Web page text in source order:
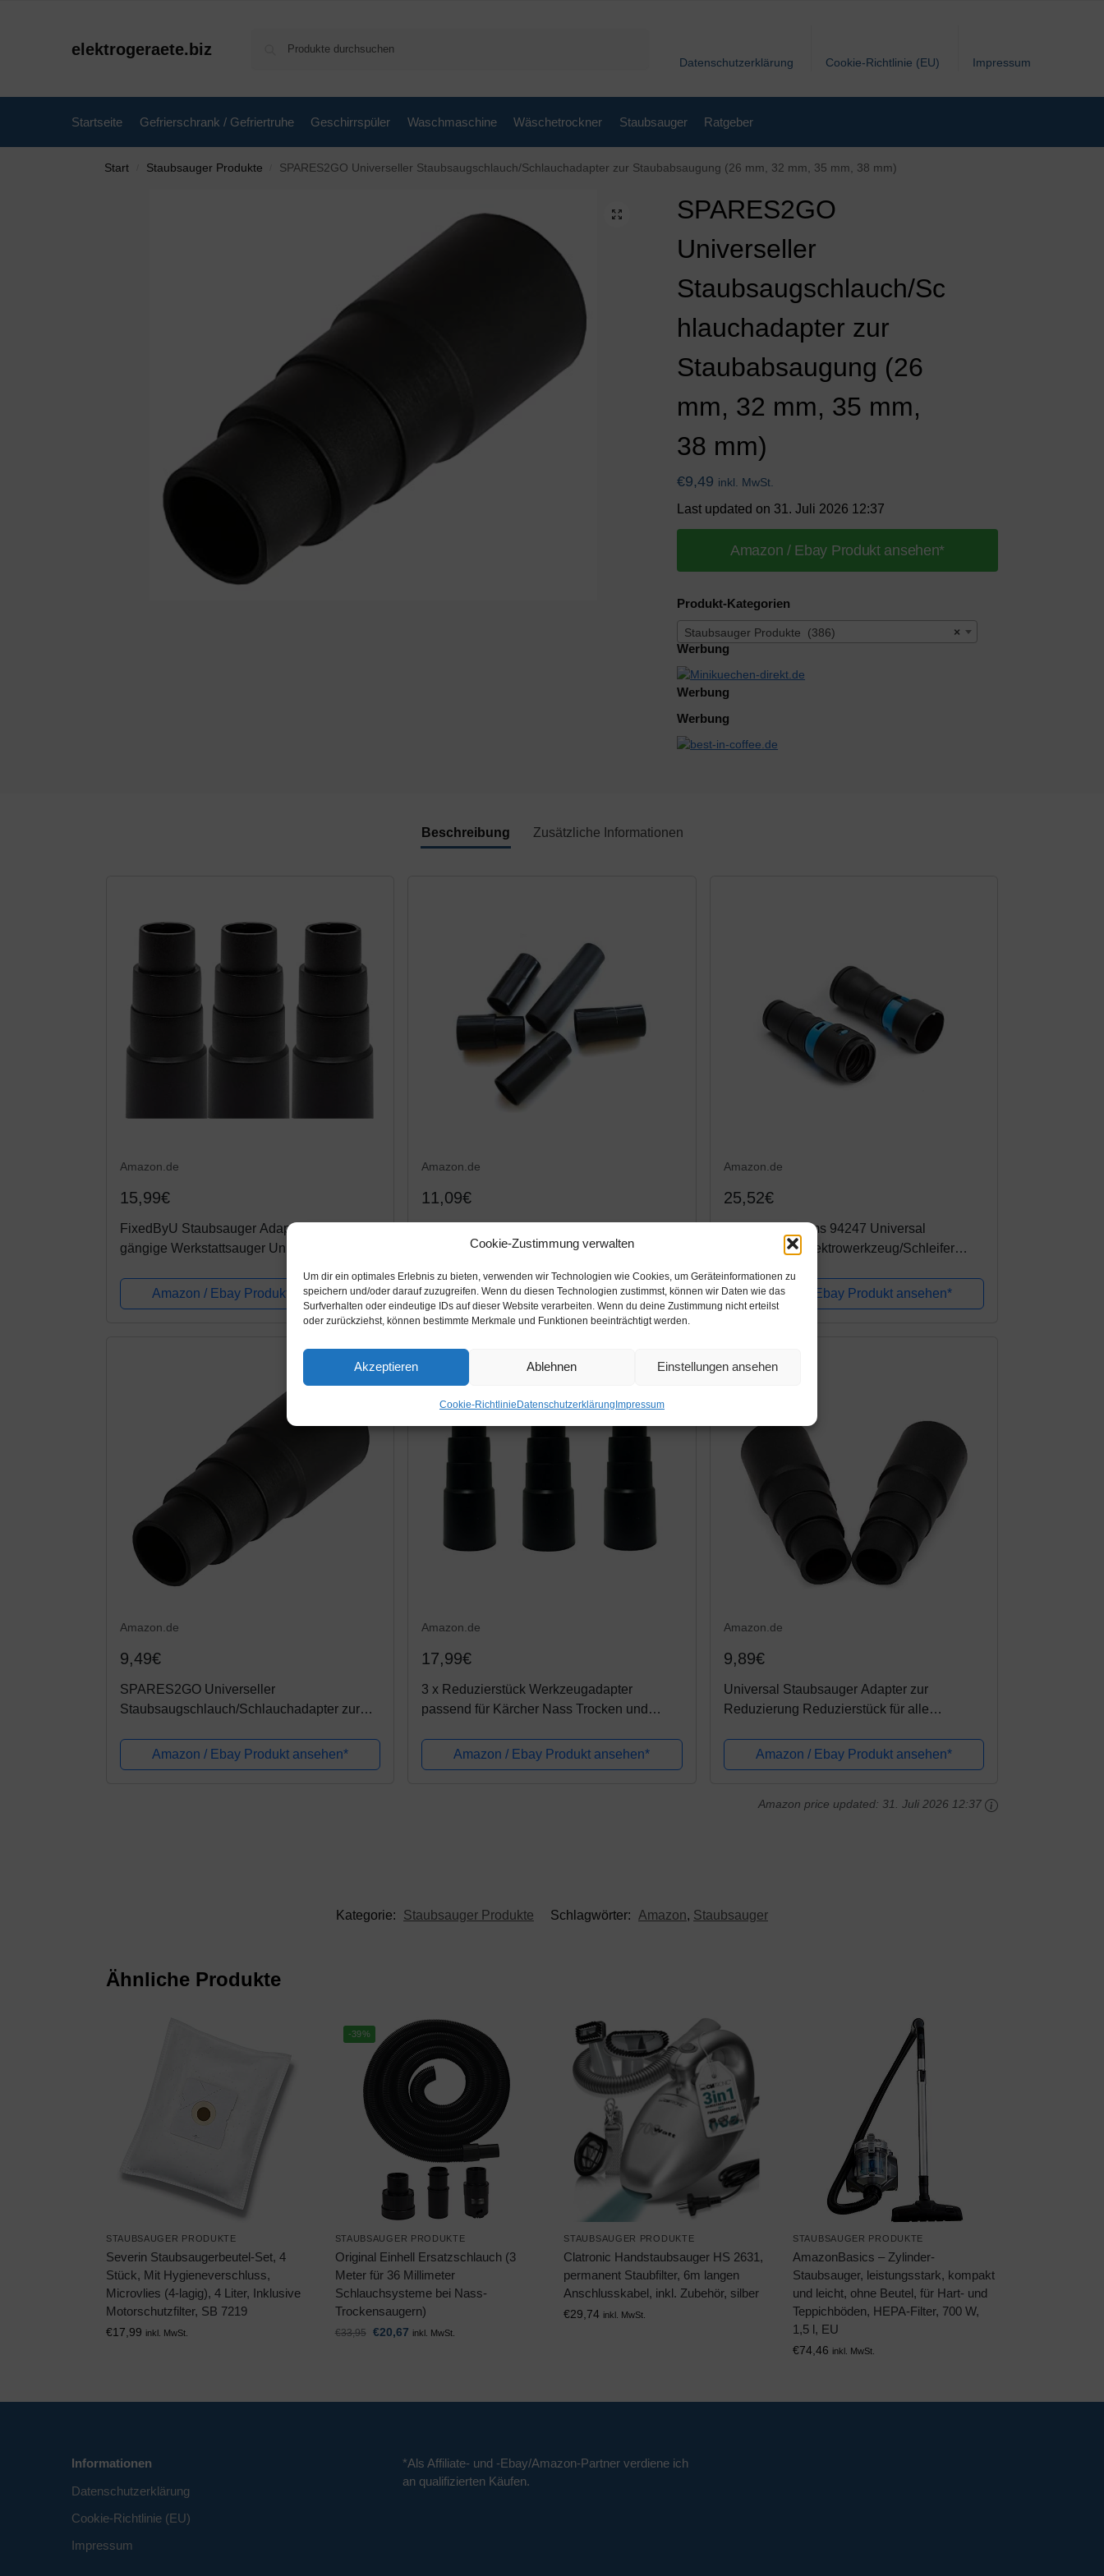
Cookie-Zustimmung verwalten
Um dir ein optimales Erlebnis zu bieten, verwenden wir Technologien wie Cookies, um Geräteinformationen zu
speichern und/oder darauf zuzugreifen. Wenn du diesen Technologien zustimmst, können wir Daten wie das
Surfverhalten oder eindeutige IDs auf dieser Website verarbeiten. Wenn du deine Zustimmung nicht erteilst
oder zurückziehst, können bestimmte Merkmale und Funktionen beeinträchtigt werden.
Akzeptieren Ablehnen Einstellungen ansehen
Cookie-RichtlinieDatenschutzerklärungImpressum
elektrogeraete.biz
Datenschutzerklärung Cookie-Richtlinie (EU) Impressum
Startseite Gefrierschrank / Gefriertruhe Geschirrspüler Waschmaschine Wäschetrockner Staubsauger Ratgeber
Start Staubsauger Produkte SPARES2GO Universeller Staubsaugschlauch/Schlauchadapter zur Staubabsaugung (26 mm, 32 mm, 35 mm, 38 mm)
SPARES2GO
Universeller
Staubsaugschlauch/Sc
hlauchadapter zur
Staubabsaugung (26
mm, 32 mm, 35 mm,
38 mm)
€9,49 inkl. MwSt.
Last updated on 31. Juli 2026 12:37
Amazon / Ebay Produkt ansehen*
Produkt-Kategorien
×
Staubsauger Produkte (386)
Werbung
Werbung
Werbung
Beschreibung Zusätzliche Informationen
Amazon.de
15,99€
FixedByU Staubsauger Adapter passend für
gängige Werkstattsauger Universal
Durchmessern für Exzenterschleifer
Stichsäge...
Amazon / Ebay Produkt ansehen*
Amazon.de
11,09€
Kit für Staubabsaugung staubsauger
Amazon / Ebay Produkt ansehen*
Amazon.de
25,52€
Cen-Tec Systems 94247 Universal
Staubsauger Elektrowerkzeug/Schleifer
35mm, 38mm, 48mm) kompatibel mit
DeWalt,...
Amazon / Ebay Produkt ansehen*
Amazon.de
9,49€
SPARES2GO Universeller
Staubsaugschlauch/Schlauchadapter zur
Amazon / Ebay Produkt ansehen*
Amazon.de
17,99€
3 x Reduzierstück Werkzeugadapter
passend für Kärcher Nass Trocken und
Stufen Adapter
Amazon / Ebay Produkt ansehen*
Amazon.de
9,89€
Universal Staubsauger Adapter zur
Reduzierung Reduzierstück für alle
z. B. Stichsäge, Exzenter Schleifmaschine...
Amazon / Ebay Produkt ansehen*
Amazon price updated: 31. Juli 2026 12:37
Kategorie: Staubsauger Produkte Schlagwörter: Amazon, Staubsauger
Ähnliche Produkte
STAUBSAUGER PRODUKTE
Severin Staubsaugerbeutel-Set, 4
Stück, Mit Hygieneverschluss,
Microvlies (4-lagig), 4 Liter, Inklusive
Motorschutzfilter, SB 7219
€17,99 inkl. MwSt.
-39%
STAUBSAUGER PRODUKTE
Original Einhell Ersatzschlauch (3
Meter für 36 Millimeter
Schlauchsysteme bei Nass-
Trockensaugern)
€33,95 €20,67 inkl. MwSt.
STAUBSAUGER PRODUKTE
Clatronic Handstaubsauger HS 2631,
permanent Staubfilter, 6m langen
Anschlusskabel, inkl. Zubehör, silber
€29,74 inkl. MwSt.
STAUBSAUGER PRODUKTE
AmazonBasics – Zylinder-
Staubsauger, leistungsstark, kompakt
und leicht, ohne Beutel, für Hart- und
Teppichböden, HEPA-Filter, 700 W,
1,5 l, EU
€74,46 inkl. MwSt.
Informationen
Datenschutzerklärung
Cookie-Richtlinie (EU)
Impressum
*Als Affiliate- und -Ebay/Amazon-Partner verdiene ich
an qualifizierten Käufen.